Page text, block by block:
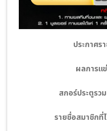
ประกาศร
ผลการแ
สกอร์ประตูรว
รายชื่อสมาชิกที่